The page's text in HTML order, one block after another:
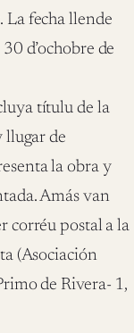
La fecha llende
d’ochobre de
títulu de la
llugar de
la obra y
Amás van
corréu postal a la
(Asociación
de Rivera- 1,